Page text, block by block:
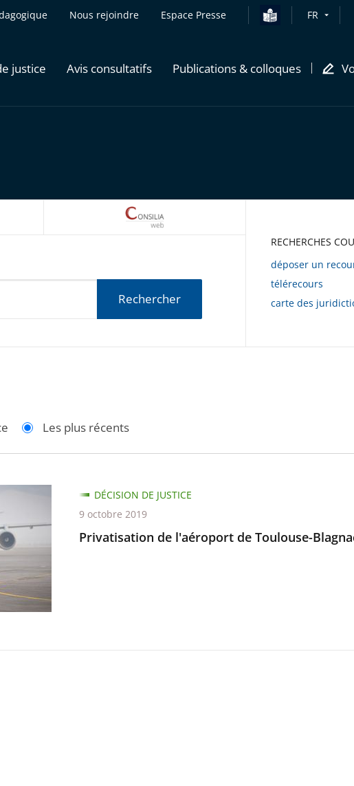
Nous rejoindre Espace Presse FR
justice Avis consultatifs Publications & colloques
Rechercher
RECHERCHES
déposer un
télérecours
carte des
Les plus récents
Privatisation de l'aéroport de Toulouse-
DÉCISION DE JUSTICE
9 octobre 2019